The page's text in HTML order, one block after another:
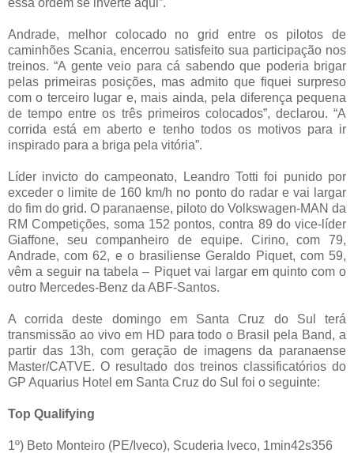
Andrade, melhor colocado no grid entre os pilotos de
caminhões Scania, encerrou satisfeito sua participação nos
treinos. “A gente veio para cá sabendo que poderia brigar
pelas primeiras posições, mas admito que fiquei surpreso
com o terceiro lugar e, mais ainda, pela diferença pequena
de tempo entre os três primeiros colocados”, declarou. “A
corrida está em aberto e tenho todos os motivos para ir
inspirado para a briga pela vitória”.
Líder invicto do campeonato, Leandro Totti foi punido por
exceder o limite de 160 km/h no ponto do radar e vai largar
do fim do grid. O paranaense, piloto do Volkswagen-MAN da
RM Competições, soma 152 pontos, contra 89 do vice-líder
Giaffone, seu companheiro de equipe. Cirino, com 79,
Andrade, com 62, e o brasiliense Geraldo Piquet, com 59,
vêm a seguir na tabela – Piquet vai largar em quinto com o
outro Mercedes-Benz da ABF-Santos.
A corrida deste domingo em Santa Cruz do Sul terá
transmissão ao vivo em HD para todo o Brasil pela Band, a
partir das 13h, com geração de imagens da paranaense
Master/CATVE. O resultado dos treinos classificatórios do
GP Aquarius Hotel em Santa Cruz do Sul foi o seguinte:
Top Qualifying
1º) Beto Monteiro (PE/Iveco), Scuderia Iveco, 1min42s356